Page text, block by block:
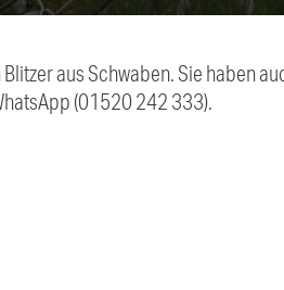
aus Schwaben. Sie haben
(01520 242 333).